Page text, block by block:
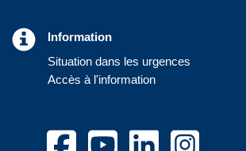
Information
Situation dans les urgences
Accès à l'information